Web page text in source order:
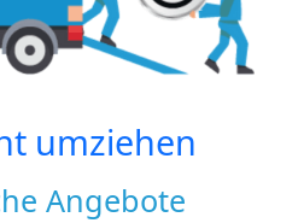
umziehen
Angebote